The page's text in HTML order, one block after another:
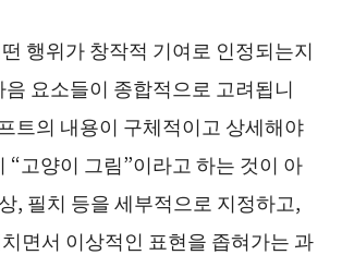
행위가 창작적 기여로 인정되는지
요소들이 종합적으로 고려됩니
트의 내용이 구체적이고 상세해야
“고양이 그림”이라고 하는 것이 아
, 필치 등을 세부적으로 지정하고,
면서 이상적인 표현을 좁혀가는 과